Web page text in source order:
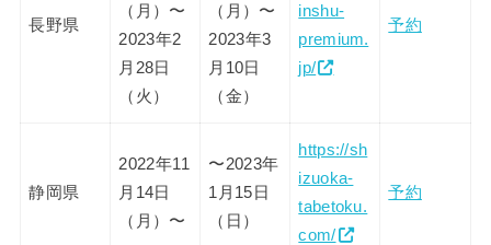
長野県
（月）〜
2023年2
月28日
（火）
（月）〜
2023年3
月10日
（金）
inshu-
premium.
jp/
予約
静岡県
2022年11
月14日
（月）〜
〜2023年
1月15日
（日）
https://sh
izuoka-
tabetoku.
com/
予約